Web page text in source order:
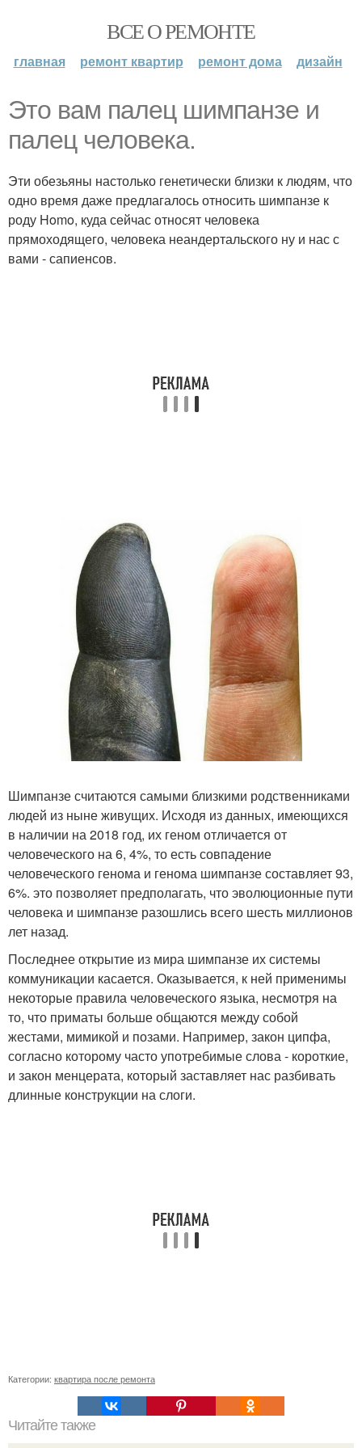
ВСЕ О РЕМОНТЕ
главная ремонт квартир ремонт дома дизайн
Это вам палец шимпанзе и
палец человека.
Эти обезьяны настолько генетически близки к людям, что
одно время даже предлагалось относить шимпанзе к
роду Homo, куда сейчас относят человека
прямоходящего, человека неандертальского ну и нас с
вами - сапиенсов.
Шимпанзе считаются самыми близкими родственниками
людей из ныне живущих. Исходя из данных, имеющихся
в наличии на 2018 год, их геном отличается от
человеческого на 6, 4%, то есть совпадение
человеческого генома и генома шимпанзе составляет 93,
6%. это позволяет предполагать, что эволюционные пути
человека и шимпанзе разошлись всего шесть миллионов
лет назад.
Последнее открытие из мира шимпанзе их системы
коммуникации касается. Оказывается, к ней применимы
некоторые правила человеческого языка, несмотря на
то, что приматы больше общаются между собой
жестами, мимикой и позами. Например, закон ципфа,
согласно которому часто употребимые слова - короткие,
и закон менцерата, который заставляет нас разбивать
длинные конструкции на слоги.
Категории: квартира после ремонта
Читайте также